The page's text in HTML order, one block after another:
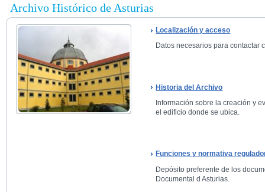
Archivo Histórico de Asturias
Localización y acceso
Datos necesarios para contactar
Historia del Archivo
Información sobre la creación y
el edificio donde se ubica.
Funciones y normativa
Depósito preferente de los
Documental d Asturias.